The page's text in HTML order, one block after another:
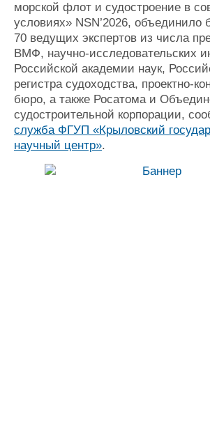
морской флот и судостроение в
условиях» NSN’2026, объединило
70 ведущих экспертов из числа
ВМФ, научно‑исследовательских
Российской академии наук,
регистра судоходства,
бюро, а также Росатома и
судостроительной корпорации,
служба ФГУП «Крыловский
научный центр».